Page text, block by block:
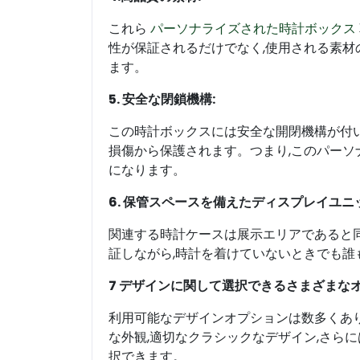
これら パーソナライズされた時計ボックス
性が保証されるだけでなく,使用される素
ます。
5. 安全な閉鎖機構:
この時計ボックスには安全な開閉機構が
損傷から保護されます。つまり,このパー
になります。
6. 保管スペースを備えたディスプレイユニ
関連する時計ケースは展示エリアである
証しながら,時計を着けていないときでも
7 デザインに関して選択できるさまざまな
利用可能なデザインオプションは数多くあ
な外観,適切なクラシックなデザイン,さら
択できます。